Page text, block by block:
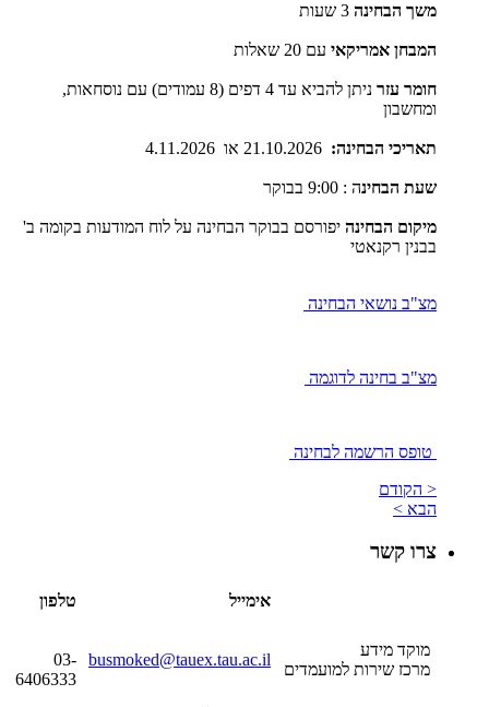
משך הבחינה
המבחן אמריקאי עם 20 שאלות
חומר עזר
ניתן להביא עד 4 דפים (8 עמודים) עם נוסחאות,
ומחשבון
תאריכי הבחינה:
שעת הבחינה : 9:00 בבוקר
מיקום הבחינה יפורסם בבוקר הבחינה על לוח המודעות בקומה ב'
בבנין רקנאטי
מצ"ב נושאי הבחינה
מצ"ב בחינה לדוגמה
טופס הרשמה לבחינה
< הקודם
הבא >
צרו קשר
אימייל טלפון
מוקד מידע
מרכז שירות למועמדים
busmoked@tauex.tau.ac.il
03-
6406333